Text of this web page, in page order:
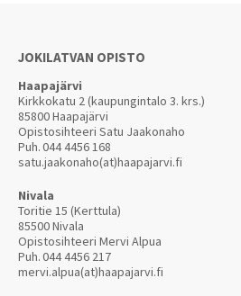
JOKILATVAN OPISTO
Haapajärvi
Kirkkokatu 2 (kaupungintalo 3. krs.)
85800 Haapajärvi
Opistosihteeri Satu Jaakonaho
Puh.044 4456 168
satu.jaakonaho(at)haapajarvi.fi
Nivala
Toritie 15 (Kerttula)
85500 Nivala
Opistosihteeri Mervi Alpua
Puh.044 4456 217
mervi.alpua(at)haapajarvi.fi